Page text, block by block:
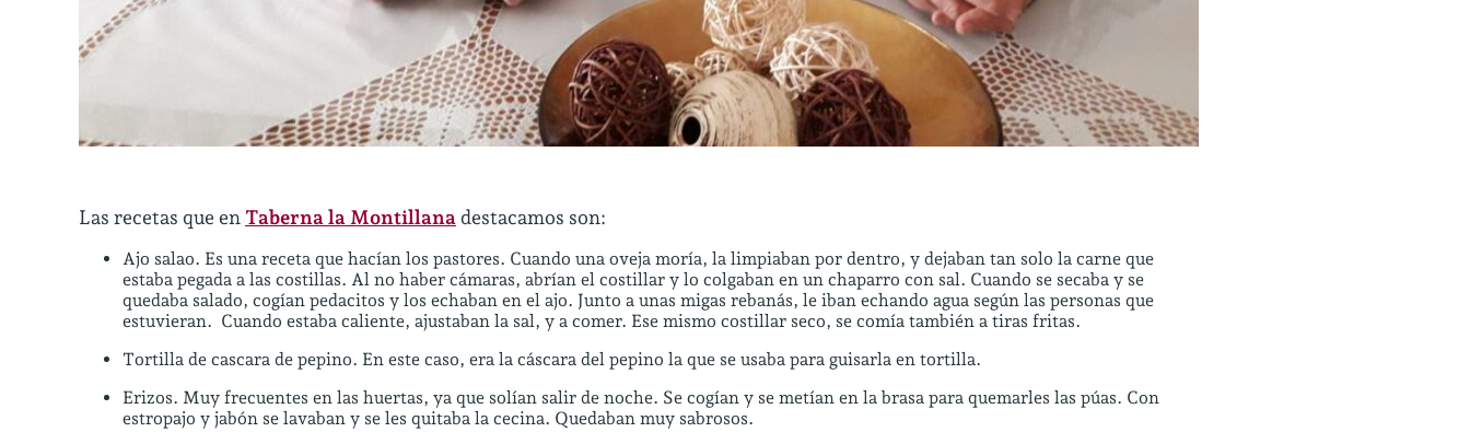
Las recetas que en Taberna la Montillana destacamos son:
Ajo salao. Es una receta que hacían los pastores. Cuando una oveja moría, la limpiaban por dentro, y dejaban tan solo la carne que
estaba pegada a las costillas. Al no haber cámaras, abrían el costillar y lo colgaban en un chaparro con sal. Cuando se secaba y se
quedaba salado, cogían pedacitos y los echaban en el ajo. Junto a unas migas rebanás, le iban echando agua según las personas que
estuvieran. Cuando estaba caliente, ajustaban la sal, y a comer. Ese mismo costillar seco, se comía también a tiras fritas.
Tortilla de cascara de pepino. En este caso, era la cáscara del pepino la que se usaba para guisarla en tortilla.
Erizos. Muy frecuentes en las huertas, ya que solían salir de noche. Se cogían y se metían en la brasa para quemarles las púas. Con
estropajo y jabón se lavaban y se les quitaba la cecina. Quedaban muy sabrosos.